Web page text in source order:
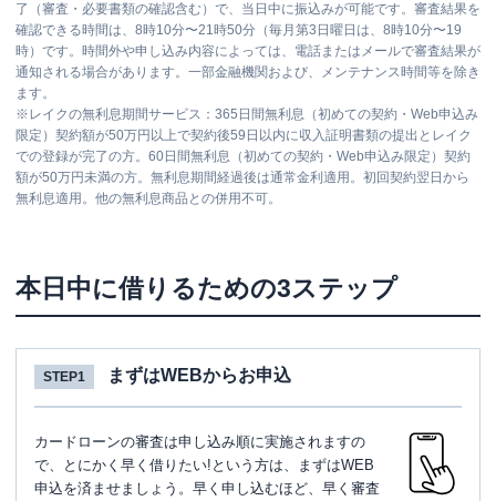
了（審査・必要書類の確認含む）で、当日中に振込みが可能です。審査結果を
確認できる時間は、8時10分〜21時50分（毎月第3日曜日は、8時10分〜19
時）です。時間外や申し込み内容によっては、電話またはメールで審査結果が
通知される場合があります。一部金融機関および、メンテナンス時間等を除き
ます。
※ レイクの無利息期間サービス：365日間無利息（初めての契約・Web申込み
限定）契約額が50万円以上で契約後59日以内に収入証明書類の提出とレイク
での登録が完了の方。60日間無利息（初めての契約・Web申込み限定）契約
額が50万円未満の方。無利息期間経過後は通常金利適用。初回契約翌日から
無利息適用。他の無利息商品との併用不可。
本日中に借りるための3ステップ
STEP1 まずはWEBからお申込
カードローンの審査は申し込み順に実施されますの
で、とにかく早く借りたい!という方は、まずはWEB
申込を済ませましょう。早く申し込むほど、早く審査